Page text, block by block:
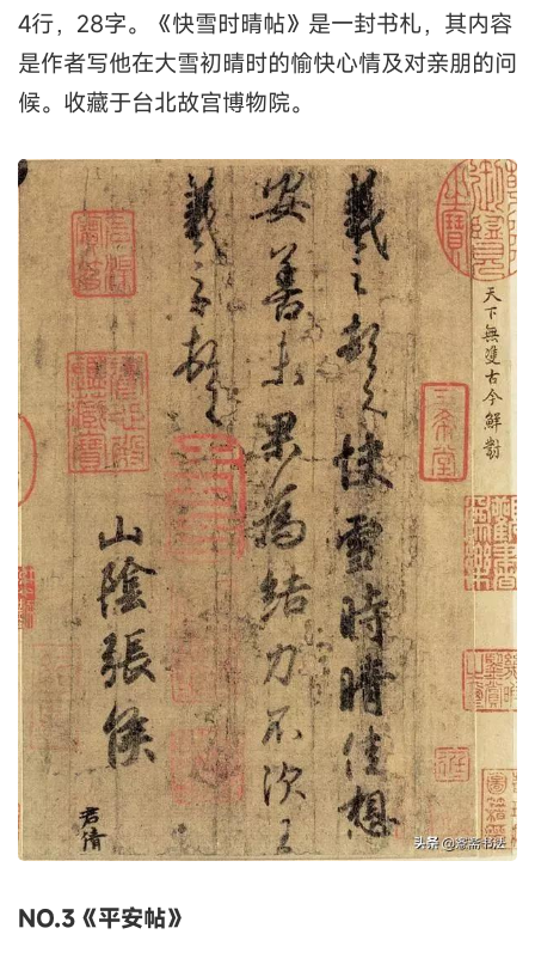
4行，28字。《快雪时晴帖》是一封书札，其内容
是作者写他在大雪初晴时的愉快心情及对亲朋的问
候。收藏于台北故宫博物院。
NO.3《平安帖》